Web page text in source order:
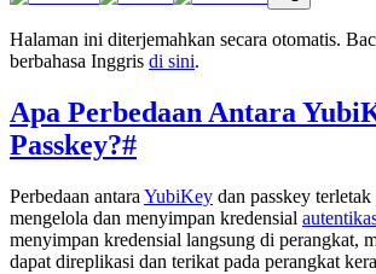
Halaman ini diterjemahkan secara otomatis.
berbahasa Inggris di sini.
Apa Perbedaan Antara
Passkey?#
Perbedaan antara YubiKey dan passkey
mengelola dan menyimpan kredensial
menyimpan kredensial langsung di perangkat,
dapat direplikasi dan terikat pada perangkat